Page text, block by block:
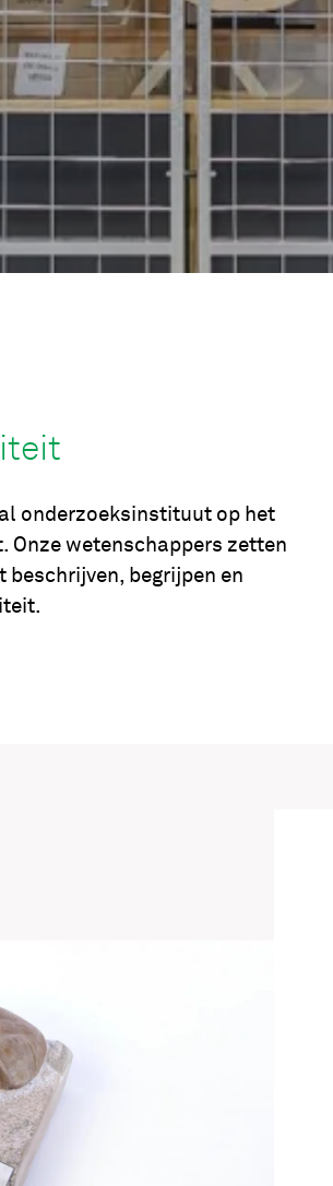
onderzoeksinstituut op het
Onze wetenschappers zetten
beschrijven, begrijpen en